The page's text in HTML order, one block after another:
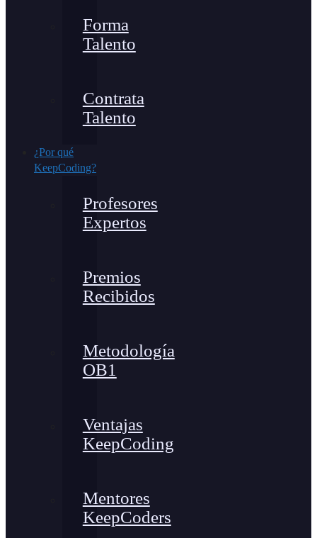
Forma
Talento
Contrata
Talento
¿Por qué
KeepCoding?
Profesores
Expertos
Premios
Recibidos
Metodología
OB1
Ventajas
KeepCoding
Mentores
KeepCoders